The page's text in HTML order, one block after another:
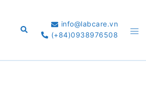
Search
info@labcare.vn
(+84)0938976508